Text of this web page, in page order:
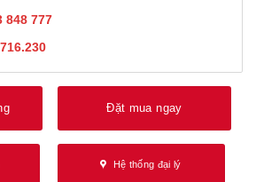
848 777
Đặt mua ngay
Hệ thống đại lý